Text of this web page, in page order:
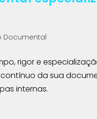
Documental
rigor e
da sua
internas.